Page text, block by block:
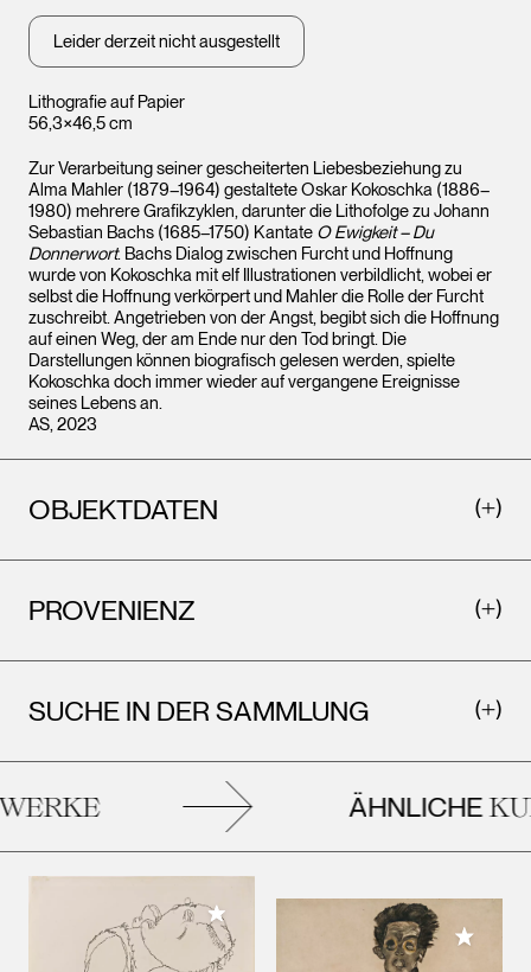
Lithografie auf Papier
56,3×46,5 cm
Leider derzeit nicht ausgestellt
Zur Verarbeitung seiner gescheiterten Liebesbeziehung zu
Alma Mahler (1879–1964) gestaltete Oskar Kokoschka (1886–
1980) mehrere Grafikzyklen, darunter die Lithofolge zu Johann
Sebastian Bachs (1685–1750) Kantate O Ewigkeit – Du
Donnerwort. Bachs Dialog zwischen Furcht und Hoffnung
wurde von Kokoschka mit elf Illustrationen verbildlicht, wobei er
selbst die Hoffnung verkörpert und Mahler die Rolle der Furcht
zuschreibt. Angetrieben von der Angst, begibt sich die Hoffnung
auf einen Weg, der am Ende nur den Tod bringt. Die
Darstellungen können biografisch gelesen werden, spielte
Kokoschka doch immer wieder auf vergangene Ereignisse
seines Lebens an.
AS, 2023
OBJEKTDATEN
PROVENIENZ
SUCHE IN DER SAMMLUNG
ÄHNLICHE
Meiner Sammlung hinzufügen
Meiner